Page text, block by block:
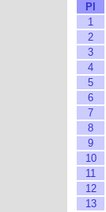
Pl
1
2
3
4
5
6
7
8
9
10
11
12
13